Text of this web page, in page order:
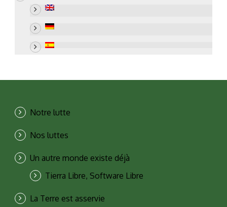
Notre lutte
Nos luttes
Un autre monde existe déjà
Tierra Libre, Software Libre
La Terre est asservie